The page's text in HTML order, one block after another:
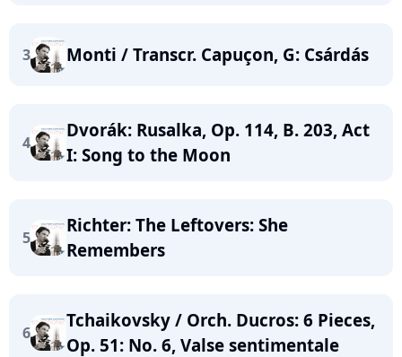
3 Monti / Transcr. Capuçon, G: Csárdás
4
Dvorák: Rusalka, Op. 114, B. 203, Act
I: Song to the Moon
5
Richter: The Leftovers: She
Remembers
6
Tchaikovsky / Orch. Ducros: 6 Pieces,
Op. 51: No. 6, Valse sentimentale